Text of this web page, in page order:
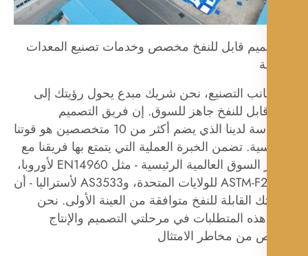
قابل للنفخ مخصص وخدمات تصنيع المعدات
التصنيع، نحن شريك مبدع يحول رؤيتك إلى
للنفخ جاهز للسوق. إن فريق التصميم
والهندسة لدينا الذي يضم أكثر من 10 متخصصين هو قوتنا
تضمن الخبرة العملية التي يتمتع بها فريقنا مع
معايير السوق العالمية الرئيسية - مثل EN14960 لأوروبا،
وASTM-F2374 للولايات المتحدة، وAS3533 لأستراليا - أن
القابلة للنفخ متوافقة من العينة الأولى. نحن
المتطلبات في مرحلتي التصميم والإنتاج
من مخاطر الامتثال